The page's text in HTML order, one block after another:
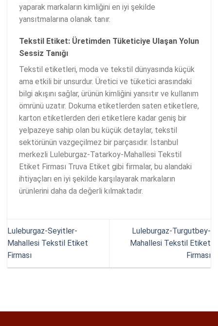
yaparak markaların kimliğini en iyi şekilde
yansıtmalarına olanak tanır.
Tekstil Etiket: Üretimden Tüketiciye Ulaşan Yolun
Sessiz Tanığı
Tekstil etiketleri, moda ve tekstil dünyasında küçük
ama etkili bir unsurdur. Üretici ve tüketici arasındaki
bilgi akışını sağlar, ürünün kimliğini yansıtır ve kullanım
ömrünü uzatır. Dokuma etiketlerden saten etiketlere,
karton etiketlerden deri etiketlere kadar geniş bir
yelpazeye sahip olan bu küçük detaylar, tekstil
sektörünün vazgeçilmez bir parçasıdır. İstanbul
merkezli Luleburgaz-Tatarkoy-Mahallesi Tekstil
Etiket Firması Truva Etiket gibi firmalar, bu alandaki
ihtiyaçları en iyi şekilde karşılayarak markaların
ürünlerini daha da değerli kılmaktadır.
Luleburgaz-Seyitler-
Mahallesi Tekstil Etiket
Firması
Luleburgaz-Turgutbey-
Mahallesi Tekstil Etiket
Firması